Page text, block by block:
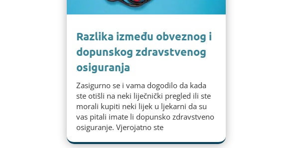
Razlika između obveznog i
dopunskog zdravstvenog
osiguranja
Zasigurno se i vama dogodilo da kada
ste otišli na neki liječnički pregled ili ste
morali kupiti neki lijek u ljekarni da su
vas pitali imate li dopunsko zdravstveno
osiguranje. Vjerojatno ste